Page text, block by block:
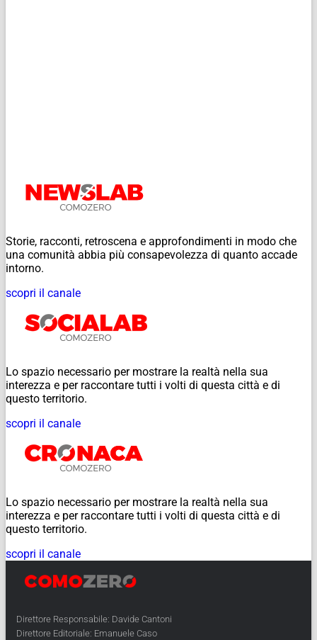
Storie, racconti, retroscena e approfondimenti in modo che
una comunità abbia più consapevolezza di quanto accade
intorno.
scopri il canale
Lo spazio necessario per mostrare la realtà nella sua
interezza e per raccontare tutti i volti di questa città e di
questo territorio.
scopri il canale
Lo spazio necessario per mostrare la realtà nella sua
interezza e per raccontare tutti i volti di questa città e di
questo territorio.
scopri il canale
Direttore Responsabile: Davide Cantoni
Direttore Editoriale: Emanuele Caso